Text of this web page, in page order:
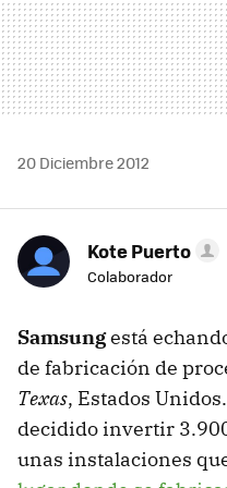
20 Diciembre 2012
Kote Puerto
Colaborador
Samsungestá
de fabricación de
Texas, Estados
decidido invertir
unas instalaciones